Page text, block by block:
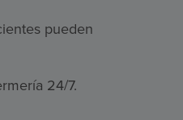
pueden
24/7.